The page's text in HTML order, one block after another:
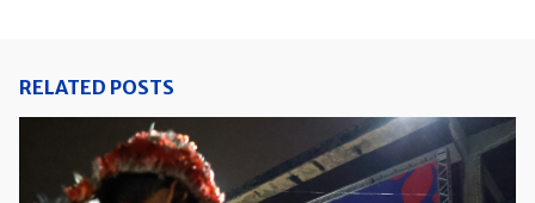
RELATED POSTS